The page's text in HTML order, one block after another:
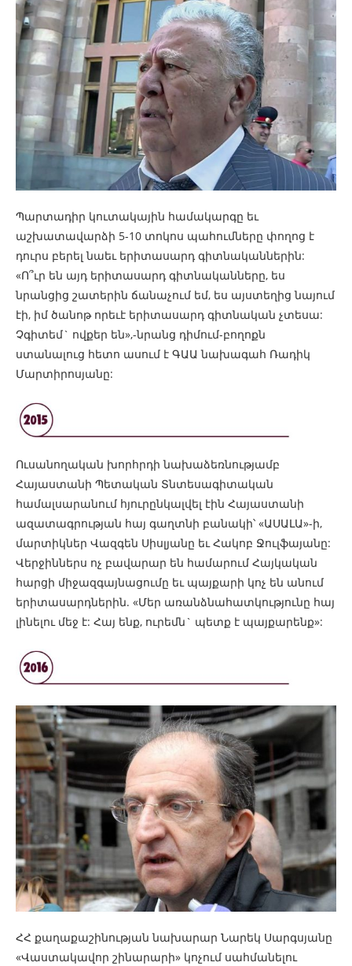
Պարտադիր կուտակային համակարգը եւ
աշխատավարձի 5-10 տոկոս պահումները փողոց է
դուրս բերել նաեւ երիտասարդ գիտնականներին:
«Ո՞ւր են այդ երիտասարդ գիտնականները, ես
նրանցից շատերին ճանաչում եմ, ես այստեղից նայում
էի, իմ ծանոթ որեւէ երիտասարդ գիտնական չտեսա:
Չգիտեմ` ովքեր են»,-նրանց դիմում-բողոքն
ստանալուց հետո ասում է ԳԱԱ նախագահ Ռադիկ
Մարտիրոսյանը:
Ուսանողական խորհրդի նախաձեռնությամբ
Հայաստանի Պետական Տնտեսագիտական
համալսարանում հյուրընկալվել էին Հայաստանի
ազատագրության հայ գաղտնի բանակի՝ «ԱՍԱԼԱ»-ի,
մարտիկներ Վազգեն Սիսլյանը եւ Հակոբ Ջուլֆայանը:
Վերջիններս ոչ բավարար են համարում Հայկական
հարցի միջազգայնացումը եւ պայքարի կոչ են անում
երիտասարդներին. «Մեր առանձնահատկությունը հայ
լինելու մեջ է: Հայ ենք, ուրեմն` պետք է պայքարենք»:
ՀՀ քաղաքաշինության նախարար Նարեկ Սարգսյանը
«Վաստակավոր շինարարի» կոչում սահմանելու